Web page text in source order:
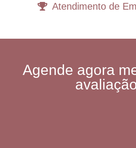
Atendimento de
Agende agora